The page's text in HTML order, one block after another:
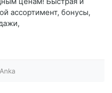
ассортимент, бонусы,
Anka